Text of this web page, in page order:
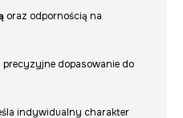
oraz odpornością na
precyzyjne dopasowanie do
indywidualny charakter